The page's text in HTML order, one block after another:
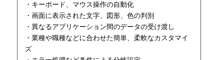
・キーボード、マウス操作の自動化
・画面に表示された文字、図形、色の判別
・異なるアプリケーション間のデータの受け渡し
・業種や職種などに合わせた簡単、柔軟なカスタマイ
ズ